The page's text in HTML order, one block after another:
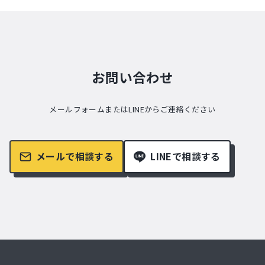
お問い合わせ
メールフォームまたはLINEからご連絡ください
メールで相談する LINEで相談する